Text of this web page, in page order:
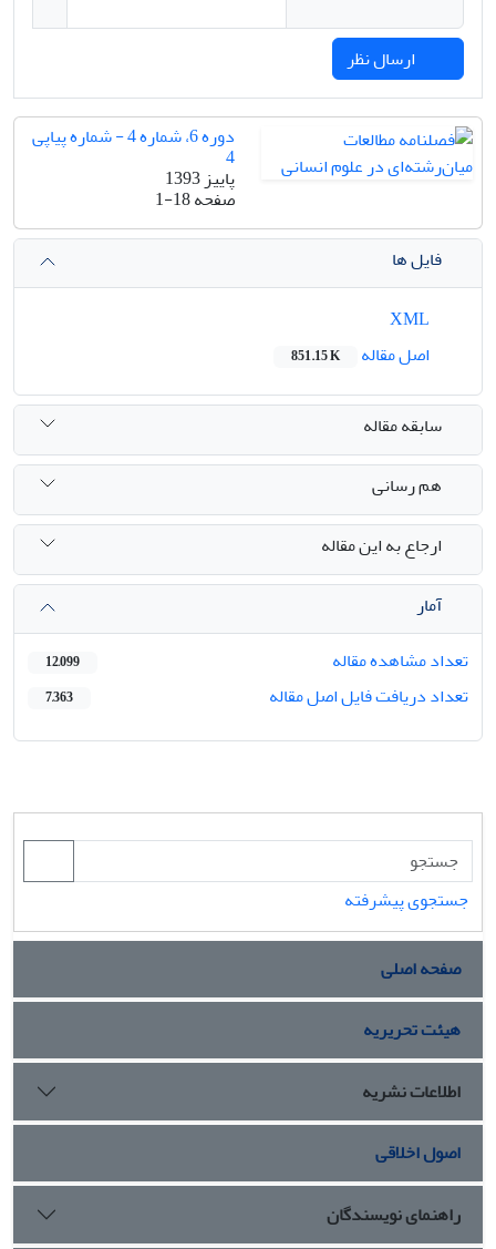
دوره 6، شماره 4 - شماره پیاپی
4
پاییز 1393
صفحه1-18
فایل ها
اصل مقاله
851.15 K
سابقه مقاله
هم رسانی
ارجاع به این مقاله
آمار
تعداد مشاهده مقاله
12,099
تعداد دریافت فایل اصل مقاله 7,363
جستجوی پیشرفته
صفحه اصلی
هیئت تحریریه
اطلاعات نشریه
اصول اخلاقی
راهنمای نویسندگان